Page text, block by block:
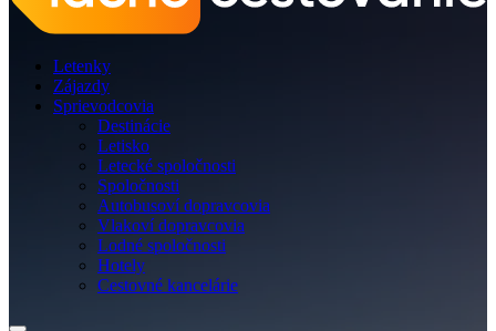
Letenky
Zájazdy
Sprievodcovia
Destinácie
Letisko
Letecké spoločnosti
Spoločnosti
Autobusoví dopravcovia
Vlakoví dopravcovia
Lodné spoločnosti
Hotely
Cestovné kancelárie